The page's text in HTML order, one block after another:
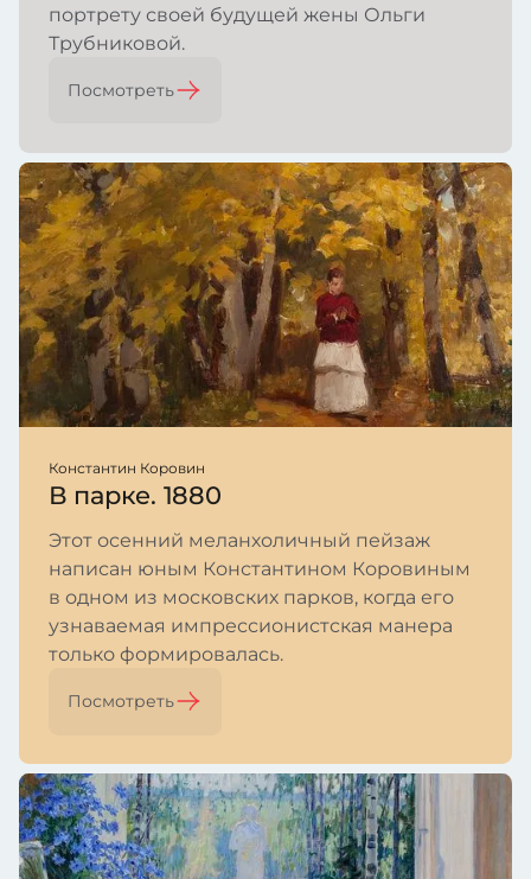
портрету своей будущей жены Ольги
Трубниковой.
Посмотреть
Константин Коровин
В парке. 1880
Этот осенний меланхоличный пейзаж
написан юным Константином Коровиным
в одном из московских парков, когда его
узнаваемая импрессионистская манера
только формировалась.
Посмотреть